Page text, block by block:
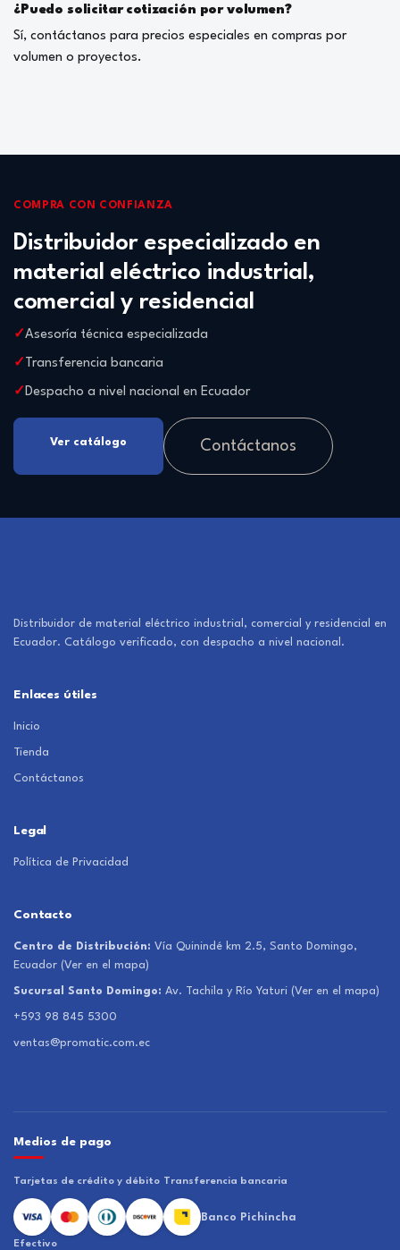
¿Puedo solicitar cotización por volumen?
Sí, contáctanos para precios especiales en compras por
volumen o proyectos.
COMPRA CON CONFIANZA
Distribuidor especializado en
material eléctrico industrial,
comercial y residencial
Asesoría técnica especializada
Transferencia bancaria
Despacho a nivel nacional en Ecuador
Ver catálogo Contáctanos
Distribuidor de material eléctrico industrial, comercial y residencial en
Ecuador. Catálogo verificado, con despacho a nivel nacional.
Enlaces útiles
Inicio
Tienda
Contáctanos
Legal
Política de Privacidad
Contacto
Centro de Distribución: Vía Quinindé km 2.5, Santo Domingo,
Ecuador (Ver en el mapa)
Sucursal Santo Domingo: Av. Tachila y Río Yaturi (Ver en el mapa)
+593 98 845 5300
ventas@promatic.com.ec
Medios de pago
Tarjetas de crédito y débito Transferencia bancaria
Banco Pichincha
Efectivo